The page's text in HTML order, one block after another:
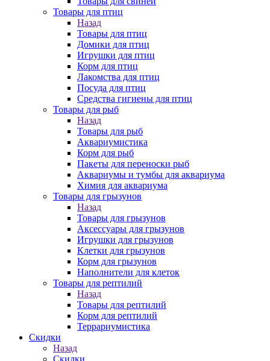
Товары для птиц
Назад
Товары для птиц
Домики для птиц
Игрушки для птиц
Корм для птиц
Лакомства для птиц
Посуда для птиц
Средства гигиены для птиц
Товары для рыб
Назад
Товары для рыб
Аквариумистика
Корм для рыб
Пакеты для переноски рыб
Аквариумы и тумбы для аквариума
Химия для аквариума
Товары для грызунов
Назад
Товары для грызунов
Аксессуары для грызунов
Игрушки для грызунов
Клетки для грызунов
Корм для грызунов
Наполнители для клеток
Товары для рептилий
Назад
Товары для рептилий
Корм для рептилий
Террариумистика
Скидки
Назад
Скидки